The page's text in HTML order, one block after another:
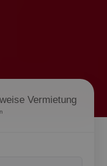
Vermietung